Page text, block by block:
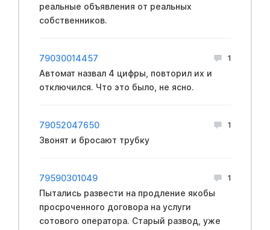
реальные объявления от реальных
собственников.
79030014457 1
Автомат назвал 4 цифры, повторил их и
отключился. Что это было, не ясно.
79052047650 1
Звонят и бросают трубку
79590301049 1
Пытались развести на продление якобы
просроченного договора на услуги
сотового оператора. Старый развод, уже